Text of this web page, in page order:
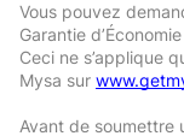
Vous pouvez
Garantie
Ceci ne s’applique
Mysa sur
Avant de soumettre